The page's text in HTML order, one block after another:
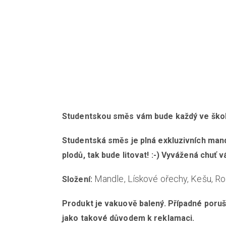
Studentskou směs vám bude každý ve
Studentská směs je plná exkluzivních
plodů, tak bude litovat! :-) Vyvážená chuť
Složení: Mandle, Lískové ořechy, Kešu,
Produkt je vakuově balený. Případné
jako takové důvodem k reklamaci.